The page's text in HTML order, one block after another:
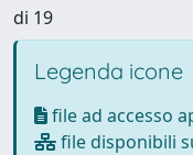
di 19
Legenda icone
file ad accesso
file disponibili